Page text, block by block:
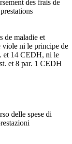
des frais de
de maladie et
ni le principe de
et 14 CEDH, ni le
et 8 par. 1 CEDH
delle spese di